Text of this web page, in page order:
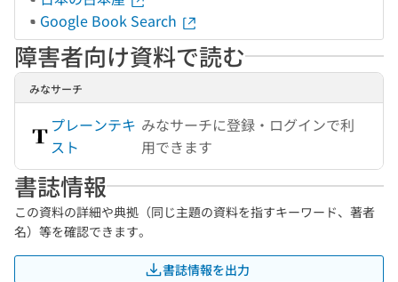
Google Book Search
障害者向け資料で読む
みなサーチ
プレーンテキ
スト
みなサーチに登録・ログインで利
用できます
書誌情報
この資料の詳細や典拠（同じ主題の資料を指すキーワード、著者
名）等を確認できます。
書誌情報を出力